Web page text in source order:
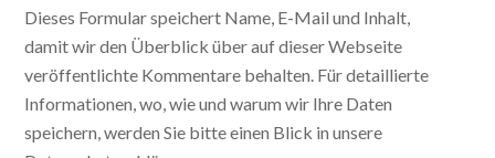
Dieses Formular speichert Name, E-Mail und Inhalt,
damit wir den Überblick über auf dieser Webseite
veröffentlichte Kommentare behalten. Für detaillierte
Informationen, wo, wie und warum wir Ihre Daten
speichern, werden Sie bitte einen Blick in unsere